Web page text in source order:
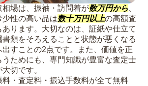
場は、振袖・訪問着が数万円から
性の高い品は数十万円以上の高額査
ります。大切なのは、証紙や仕立て
類をそろえることと状態が悪くなる
すことの2点です。また、価値を正
うためにも、専門知識が豊富な査定士
切です。
・査定料・振込手数料が全て無料